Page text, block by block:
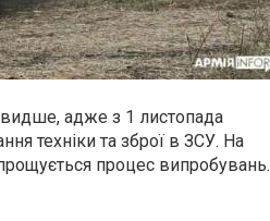
адже з 1 листопада
техніки та зброї в ЗСУ. На
процес випробувань.